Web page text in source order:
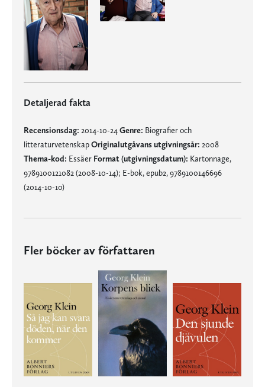
Detaljerad fakta
Recensionsdag: 2014-10-24 Genre: Biografier och
litteraturvetenskapOriginalutgåvans utgivningsår: 2008
Thema-kod: Essäer Format (utgivningsdatum): Kartonnage,
9789100121082 (2008-10-14); E-bok, epub2, 9789100146696
(2014-10-10)
Fler böcker av författaren